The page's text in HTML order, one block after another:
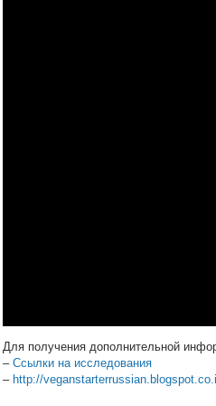
Для получения дополнительной
– Ссылки на исследования
– http://veganstarterrussian.blogspot.co.il